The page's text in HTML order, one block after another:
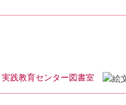
実践教育センター図書室